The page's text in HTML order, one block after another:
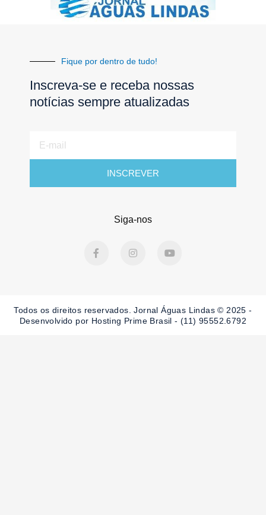
Fique por dentro de tudo!
Inscreva-se e receba nossas
notícias sempre atualizadas
mail
INSCREVER
Siga-nos
a
k
-
n
a
m
o
Todos os direitos reservados. Jornal Águas Lindas © 2025 -
Desenvolvido por Hosting Prime Brasil - (11) 95552.6792